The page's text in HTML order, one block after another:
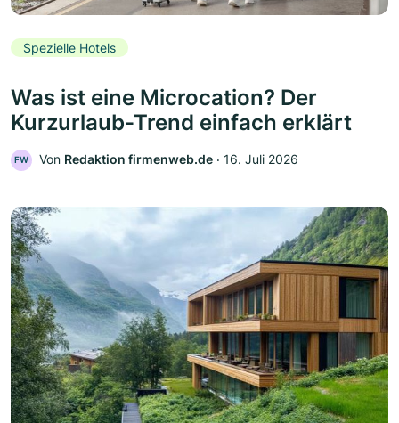
Spezielle Hotels
Was ist eine Microcation? Der
Kurzurlaub-Trend einfach erklärt
FW Von Redaktion firmenweb.de ‧ 16. Juli 2026